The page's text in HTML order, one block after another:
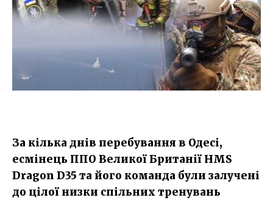
За кілька днів перебування в Одесі,
есмінець ППО Великої Британії HMS
Dragon D35 та його команда були залучені
до цілої низки спільних тренувань